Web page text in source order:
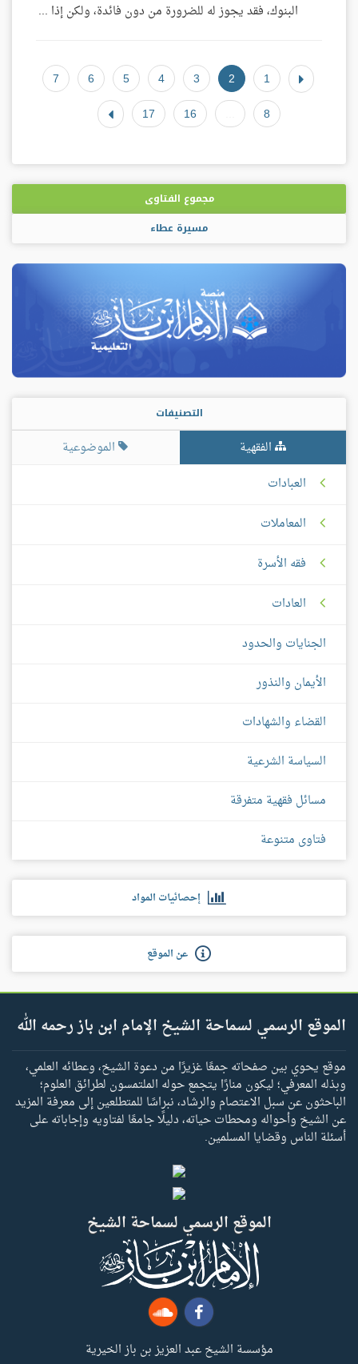
البنوك، فقد يجوز له للضرورة من دون فائدة، ولكن إذا ...
1
2
3
4
5
6
7
8
16
17
مجموع الفتاوى
مسيرة عطاء
التصنيفات
الفقهية
الموضوعية
العبادات
المعاملات
فقه الأسرة
العادات
الجنايات والحدود
الأيمان والنذور
القضاء والشهادات
السياسة الشرعية
مسائل فقهية متفرقة
فتاوى متنوعة
إحصائيات المواد
عن الموقع
الموقع الرسمي لسماحة الشيخ الإمام ابن باز رحمه الله
موقع يحوي بين صفحاته جمعًا غزيرًا من دعوة الشيخ، وعطائه العلمي،
وبذله المعرفي؛ ليكون منارًا يتجمع حوله الملتمسون لطرائق العلوم؛
الباحثون عن سبل الاعتصام والرشاد، نبراسًا للمتطلعين إلى معرفة المزيد
عن الشيخ وأحواله ومحطات حياته، دليلًا جامعًا لفتاويه وإجاباته على
أسئلة الناس وقضايا المسلمين.
الموقع الرسمي لسماحة الشيخ
مؤسسة الشيخ عبد العزيز بن باز الخيرية